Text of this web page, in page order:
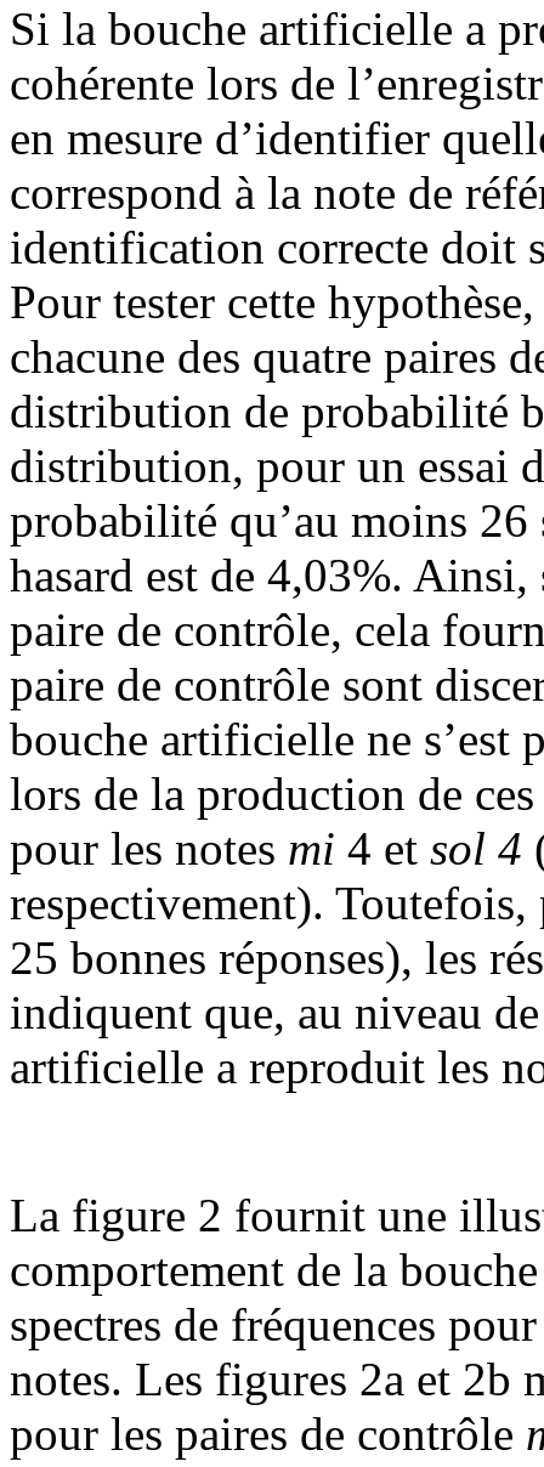
Si la bouche artificielle a
cohérente lors de
en mesure d’identifier
correspond à la note de
identification correcte doit
Pour tester cette
chacune des quatre paires
distribution de probabilité
distribution, pour un essai
probabilité qu’au moins 26
hasard est de 4,03%.
paire de contrôle, cela
paire de contrôle sont
bouche artificielle ne s’est
lors de la production de
pour les notes mi 4 et sol 4
respectivement).
25 bonnes réponses), les
indiquent que, au niveau
artificielle a reproduit les
La figure 2 fournit une
comportement de la
spectres de fréquences
notes. Les figures 2a et 2b
pour les paires de contrôle